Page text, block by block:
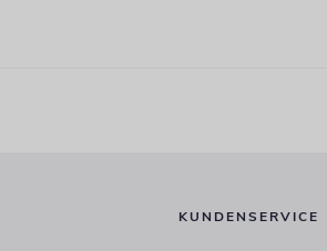
KUNDENSERVICE